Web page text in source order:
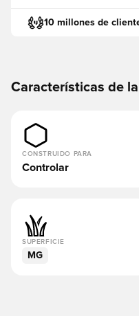
10 millones de
Características de
CONSTRUIDO PARA
Controlar
SUPERFICIE
MG